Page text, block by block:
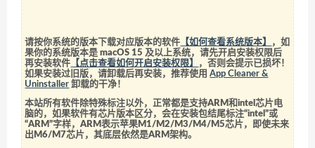
请按你系统的版本下载对应版本的软件 【如何查看系统版本】
，如
果你的系统版本是 macOS 15 及以上系统，请先开启安装权限后
再安装软件 【点击查看如何开启安装权限】
，否则会提示已损坏！
如果安装过旧版，请卸载后再安装，推荐使用App Cleaner &
Uninstaller 卸载的干净！
本站所有软件除特殊标注以外，正常都是支持ARM和intel芯片电
脑的，如果软件有芯片版本区分，会在安装包结尾标注“intel”或
“ARM”字样，ARM表示苹果M1/M2/M3/M4/M5芯片，即使未来
出M6/M7芯片，其底层依然是ARM架构。